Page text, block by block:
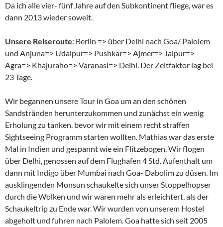
Da ich alle vier- fünf Jahre auf den Subkontinent fliege, war es
dann 2013 wieder soweit.
Unsere Reiseroute: Berlin => über Delhi nach Goa/ Palolem
und Anjuna=> Udaipur=> Pushkar=> Ajmer=> Jaipur=>
Agra=> Khajuraho=> Varanasi=> Delhi. Der Zeitfaktor lag bei
23 Tage.
Wir begannen unsere Tour in Goa um an den schönen
Sandstränden herunterzukommen und zunächst ein wenig
Erholung zu tanken, bevor wir mit einem recht straffen
Sightseeing Programm starten wollten. Mathias war das erste
Mal in Indien und gespannt wie ein Flitzebogen. Wir flogen
über Delhi, genossen auf dem Flughafen 4 Std. Aufenthalt um
dann mit Indigo über Mumbai nach Goa- Dabolim zu düsen. Im
ausklingenden Monsun schaukelte sich unser Stoppelhopser
durch die Wolken und wir waren mehr als erleichtert, als der
Schaukeltrip zu Ende war. Wir wurden von unserem Hostel
abgeholt und fuhren nach Palolem. Goa hatte sich seit 2005